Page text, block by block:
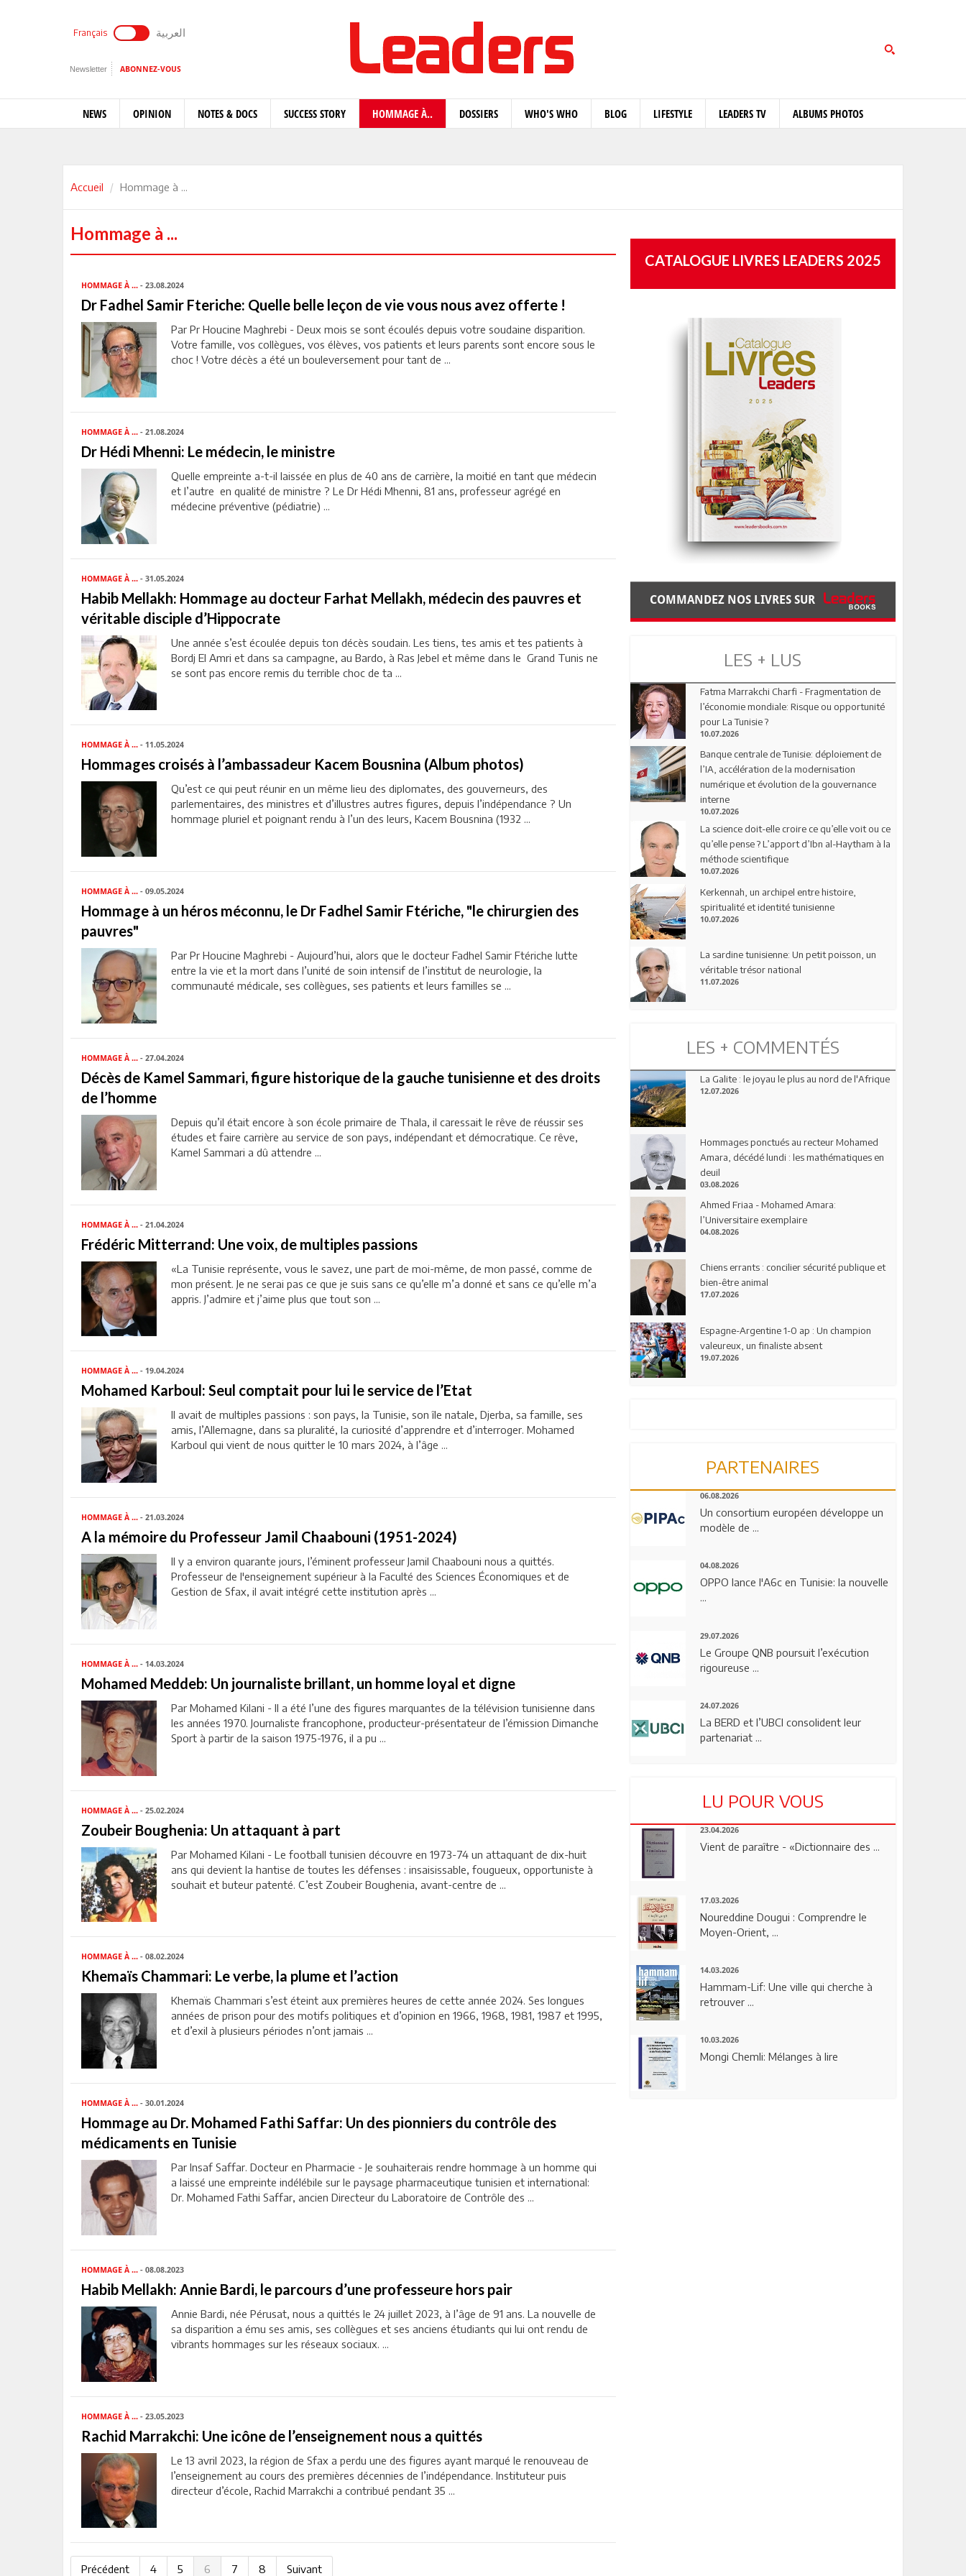
Français العربية
Newsletter ABONNEZ-VOUS
NEWS OPINION NOTES & DOCS SUCCESS STORY HOMMAGE À.. DOSSIERS WHO'S WHO BLOG LIFESTYLE LEADERS TV ALBUMS PHOTOS
Accueil Hommage à ...
Hommage à ...
HOMMAGE À ... - 23.08.2024
Dr Fadhel Samir Fteriche: Quelle belle leçon de vie vous nous avez offerte !
Par Pr Houcine Maghrebi - Deux mois se sont écoulés depuis votre soudaine disparition.
Votre famille, vos collègues, vos élèves, vos patients et leurs parents sont encore sous le
choc ! Votre décès a été un bouleversement pour tant de ...
HOMMAGE À ... - 21.08.2024
Dr Hédi Mhenni: Le médecin, le ministre
Quelle empreinte a-t-il laissée en plus de 40 ans de carrière, la moitié en tant que médecin
et l’autre en qualité de ministre ? Le Dr Hédi Mhenni, 81 ans, professeur agrégé en
médecine préventive (pédiatrie) ...
HOMMAGE À ... - 31.05.2024
Habib Mellakh: Hommage au docteur Farhat Mellakh, médecin des pauvres et
véritable disciple d’Hippocrate
Une année s’est écoulée depuis ton décès soudain. Les tiens, tes amis et tes patients à
Bordj El Amri et dans sa campagne, au Bardo, à Ras Jebel et même dans le Grand Tunis ne
se sont pas encore remis du terrible choc de ta ...
HOMMAGE À ... - 11.05.2024
Hommages croisés à l’ambassadeur Kacem Bousnina (Album photos)
Qu’est ce qui peut réunir en un même lieu des diplomates, des gouverneurs, des
parlementaires, des ministres et d’illustres autres figures, depuis l’indépendance ? Un
hommage pluriel et poignant rendu à l’un des leurs, Kacem Bousnina (1932 ...
HOMMAGE À ... - 09.05.2024
Hommage à un héros méconnu, le Dr Fadhel Samir Ftériche, "le chirurgien des
pauvres"
Par Pr Houcine Maghrebi - Aujourd’hui, alors que le docteur Fadhel Samir Ftériche lutte
entre la vie et la mort dans l’unité de soin intensif de l’institut de neurologie, la
communauté médicale, ses collègues, ses patients et leurs familles se ...
HOMMAGE À ... - 27.04.2024
Décès de Kamel Sammari, figure historique de la gauche tunisienne et des droits
de l’homme
Depuis qu’il était encore à son école primaire de Thala, il caressait le rêve de réussir ses
études et faire carrière au service de son pays, indépendant et démocratique. Ce rêve,
Kamel Sammari a dû attendre ...
HOMMAGE À ... - 21.04.2024
Frédéric Mitterrand: Une voix, de multiples passions
«La Tunisie représente, vous le savez, une part de moi-même, de mon passé, comme de
mon présent. Je ne serai pas ce que je suis sans ce qu’elle m’a donné et sans ce qu’elle m’a
appris. J’admire et j’aime plus que tout son ...
HOMMAGE À ... - 19.04.2024
Mohamed Karboul: Seul comptait pour lui le service de l’Etat
Il avait de multiples passions : son pays, la Tunisie, son île natale, Djerba, sa famille, ses
amis, l’Allemagne, dans sa pluralité, la curiosité d’apprendre et d’interroger. Mohamed
Karboul qui vient de nous quitter le 10 mars 2024, à l’âge ...
HOMMAGE À ... - 21.03.2024
A la mémoire du Professeur Jamil Chaabouni (1951-2024)
Il y a environ quarante jours, l’éminent professeur Jamil Chaabouni nous a quittés.
Professeur de l'enseignement supérieur à la Faculté des Sciences Économiques et de
Gestion de Sfax, il avait intégré cette institution après ...
HOMMAGE À ... - 14.03.2024
Mohamed Meddeb: Un journaliste brillant, un homme loyal et digne
Par Mohamed Kilani - Il a été l’une des figures marquantes de la télévision tunisienne dans
les années 1970. Journaliste francophone, producteur-présentateur de l’émission Dimanche
Sport à partir de la saison 1975-1976, il a pu ...
HOMMAGE À ... - 25.02.2024
Zoubeir Boughenia: Un attaquant à part
Par Mohamed Kilani - Le football tunisien découvre en 1973-74 un attaquant de dix-huit
ans qui devient la hantise de toutes les défenses : insaisissable, fougueux, opportuniste à
souhait et buteur patenté. C’est Zoubeir Boughenia, avant-centre de ...
HOMMAGE À ... - 08.02.2024
Khemaïs Chammari: Le verbe, la plume et l’action
Khemaïs Chammari s’est éteint aux premières heures de cette année 2024. Ses longues
années de prison pour des motifs politiques et d’opinion en 1966, 1968, 1981, 1987 et 1995,
et d’exil à plusieurs périodes n’ont jamais ...
HOMMAGE À ... - 30.01.2024
Hommage au Dr. Mohamed Fathi Saffar: Un des pionniers du contrôle des
médicaments en Tunisie
Par Insaf Saffar. Docteur en Pharmacie - Je souhaiterais rendre hommage à un homme qui
a laissé une empreinte indélébile sur le paysage pharmaceutique tunisien et international:
Dr. Mohamed Fathi Saffar, ancien Directeur du Laboratoire de Contrôle des ...
HOMMAGE À ... - 08.08.2023
Habib Mellakh: Annie Bardi, le parcours d’une professeure hors pair
Annie Bardi, née Pérusat, nous a quittés le 24 juillet 2023, à l’âge de 91 ans. La nouvelle de
sa disparition a ému ses amis, ses collègues et ses anciens étudiants qui lui ont rendu de
vibrants hommages sur les réseaux sociaux. ...
HOMMAGE À ... - 23.05.2023
Rachid Marrakchi: Une icône de l’enseignement nous a quittés
Le 13 avril 2023, la région de Sfax a perdu une des figures ayant marqué le renouveau de
l’enseignement au cours des premières décennies de l’indépendance. Instituteur puis
directeur d’école, Rachid Marrakchi a contribué pendant 35 ...
Précédent 4 5 6 7 8 Suivant
CATALOGUE LIVRES LEADERS 2025
COMMANDEZ NOS LIVRES SUR
LES + LUS
Fatma Marrakchi Charfi - Fragmentation de
l’économie mondiale: Risque ou opportunité
pour La Tunisie ?
10.07.2026
Banque centrale de Tunisie: déploiement de
l’IA, accélération de la modernisation
numérique et évolution de la gouvernance
interne
10.07.2026
La science doit-elle croire ce qu’elle voit ou ce
qu’elle pense ? L’apport d’Ibn al-Haytham à la
méthode scientifique
10.07.2026
Kerkennah, un archipel entre histoire,
spiritualité et identité tunisienne
10.07.2026
La sardine tunisienne: Un petit poisson, un
véritable trésor national
11.07.2026
LES + COMMENTÉS
La Galite : le joyau le plus au nord de l'Afrique
12.07.2026
Hommages ponctués au recteur Mohamed
Amara, décédé lundi : les mathématiques en
deuil
03.08.2026
Ahmed Friaa - Mohamed Amara:
l’Universitaire exemplaire
04.08.2026
Chiens errants : concilier sécurité publique et
bien-être animal
17.07.2026
Espagne-Argentine 1-0 ap : Un champion
valeureux, un finaliste absent
19.07.2026
PARTENAIRES
06.08.2026
Un consortium européen développe un
modèle de ...
04.08.2026
OPPO lance l'A6c en Tunisie: la nouvelle
...
29.07.2026
Le Groupe QNB poursuit l’exécution
rigoureuse ...
24.07.2026
La BERD et l’UBCI consolident leur
partenariat ...
LU POUR VOUS
23.04.2026
Vient de paraître - «Dictionnaire des ...
17.03.2026
Noureddine Dougui : Comprendre le
Moyen-Orient, ...
14.03.2026
Hammam-Lif: Une ville qui cherche à
retrouver ...
10.03.2026
Mongi Chemli: Mélanges à lire